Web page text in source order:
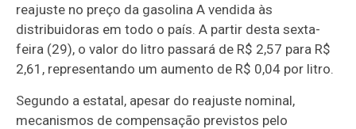
reajuste no preço da gasolina A vendida às
distribuidoras em todo o país. A partir desta sexta-
feira (29), o valor do litro passará de R$ 2,57 para R$
2,61, representando um aumento de R$ 0,04 por litro.
Segundo a estatal, apesar do reajuste nominal,
mecanismos de compensação previstos pelo